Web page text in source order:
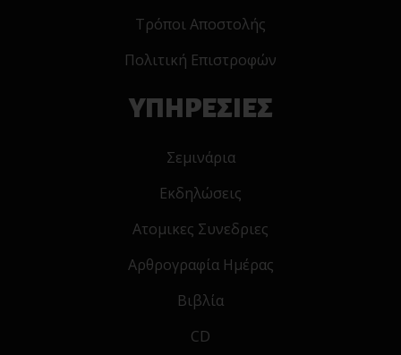
Τρόποι Αποστολής
Πολιτική Επιστροφών
ΥΠΗΡΕΣΙΕΣ
Σεμινάρια
Εκδηλώσεις
Ατομικες Συνεδριες
Αρθρογραφία Ημέρας
Βιβλία
CD